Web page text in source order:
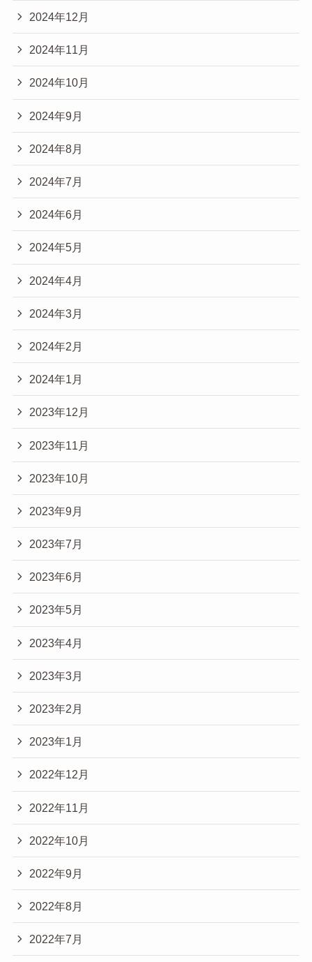
2024年12月
2024年11月
2024年10月
2024年9月
2024年8月
2024年7月
2024年6月
2024年5月
2024年4月
2024年3月
2024年2月
2024年1月
2023年12月
2023年11月
2023年10月
2023年9月
2023年7月
2023年6月
2023年5月
2023年4月
2023年3月
2023年2月
2023年1月
2022年12月
2022年11月
2022年10月
2022年9月
2022年8月
2022年7月